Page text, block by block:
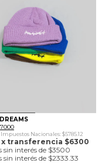
1
7000El
precio
actual
es:
$7000.
Nacionales: $5785.12
x transferencia $6300
sin interés de $3500
sin interés de $2333.33